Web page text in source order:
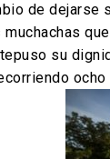
de dejarse
su